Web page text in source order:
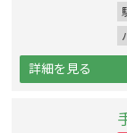
詳細を見る